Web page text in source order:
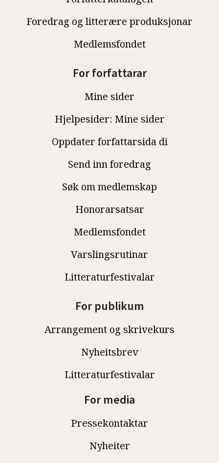
Foredrag og litterære produksjonar
Medlemsfondet
For forfattarar
Mine sider
Hjelpesider: Mine sider
Oppdater forfattarsida di
Send inn foredrag
Søk om medlemskap
Honorarsatsar
Medlemsfondet
Varslingsrutinar
Litteraturfestivalar
For publikum
Arrangement og skrivekurs
Nyheitsbrev
Litteraturfestivalar
For media
Pressekontaktar
Nyheiter